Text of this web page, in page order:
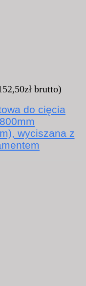
złbrutto)
do cięcia
wyciszana z